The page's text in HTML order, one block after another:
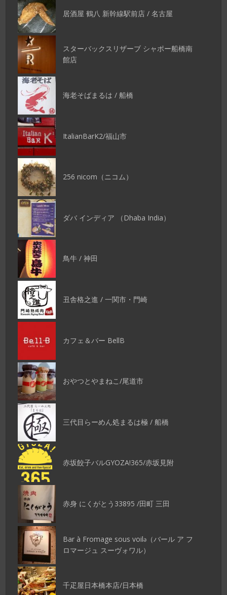
居酒屋 鶴八 新幹線駅前店 / 名古屋
スターバックスリザーブ シャポー船橋南
館店
海老そばまるは / 船橋
ItalianBarK2/福山市
256 nicom（ニコム）
ダバ インディア （Dhaba India）
鳥牛 / 神田
丑舎格之進 / 一関市・門崎
カフェ＆バー BellB
おやつとやまねこ/尾道市
三代目らーめん処まるは極 / 船橋
赤坂餃子バルGYOZA!365/赤坂見附
赤身 にくがとう33895 /田町 三田
Bar à Fromage sous voilǝ（バール ア フ
ロマージュ スーヴォワル）
千疋屋日本橋本店/日本橋